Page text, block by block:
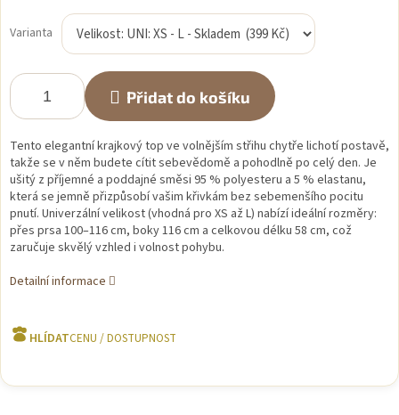
cena:
Varianta
Přidat do košíku
Tento elegantní krajkový top ve volnějším střihu chytře lichotí postavě,
takže se v něm budete cítit sebevědomě a pohodlně po celý den. Je
ušitý z příjemné a poddajné směsi 95 % polyesteru a 5 % elastanu,
která se jemně přizpůsobí vašim křivkám bez sebemenšího pocitu
pnutí. Univerzální velikost (vhodná pro XS až L) nabízí ideální rozměry:
přes prsa 100–116 cm, boky 116 cm a celkovou délku 58 cm, což
zaručuje skvělý vzhled i volnost pohybu.
Detailní informace
HLÍDAT